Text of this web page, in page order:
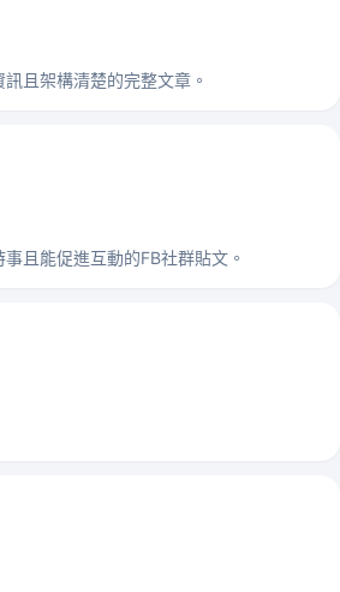
且架構清楚的完整文章。
且能促進互動的FB社群貼文。